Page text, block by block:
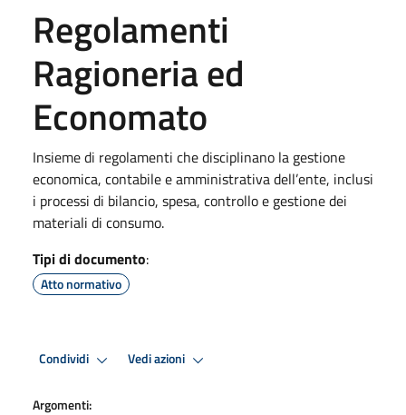
Regolamenti
Ragioneria ed
Economato
Insieme di regolamenti che disciplinano la gestione
economica, contabile e amministrativa dell’ente, inclusi
i processi di bilancio, spesa, controllo e gestione dei
materiali di consumo.
Tipi di documento:
Atto normativo
Condividi Vedi azioni
Argomenti: